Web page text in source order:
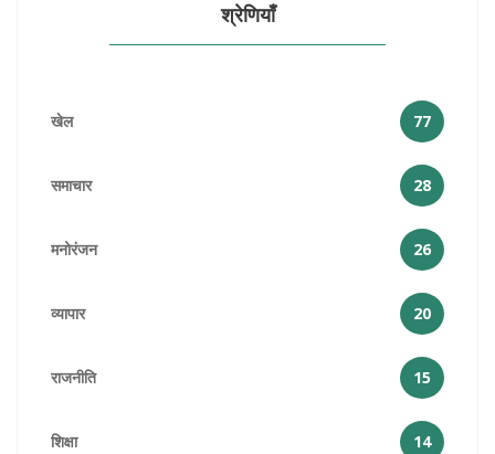
श्रेणियाँ
खेल 77
समाचार 28
मनोरंजन 26
व्यापार 20
राजनीति 15
शिक्षा 14